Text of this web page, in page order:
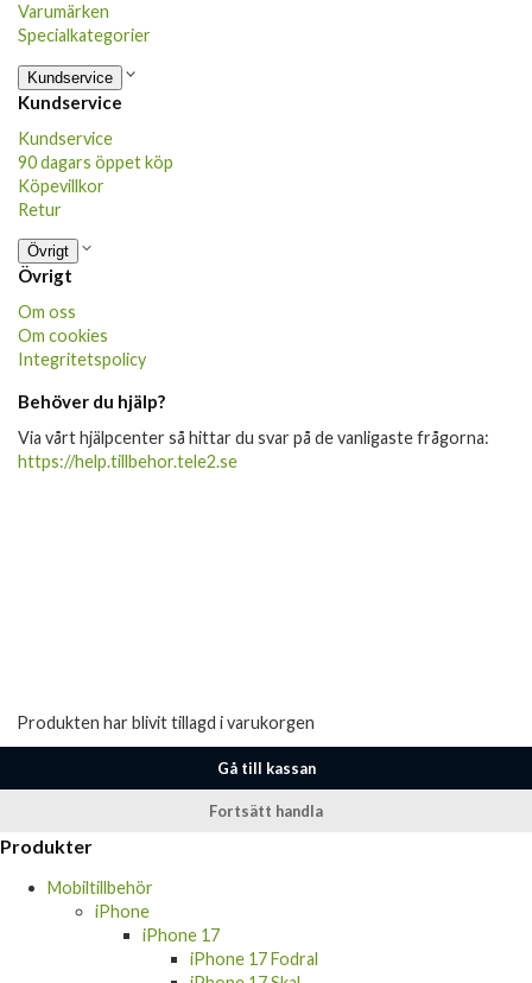
Varumärken
Specialkategorier
Kundservice
Kundservice
Kundservice
90 dagars öppet köp
Köpevillkor
Retur
Övrigt
Övrigt
Om oss
Om cookies
Integritetspolicy
Behöver du hjälp?
Via vårt hjälpcenter så hittar du svar på de vanligaste frågorna:
https://help.tillbehor.tele2.se
Gå till kassan
Fortsätt handla
iPhone
iPhone 17
iPhone 17 Fodral
iPhone 17 Skal